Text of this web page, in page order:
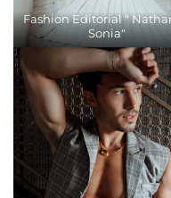
Fashion Editorial "
Sonia"